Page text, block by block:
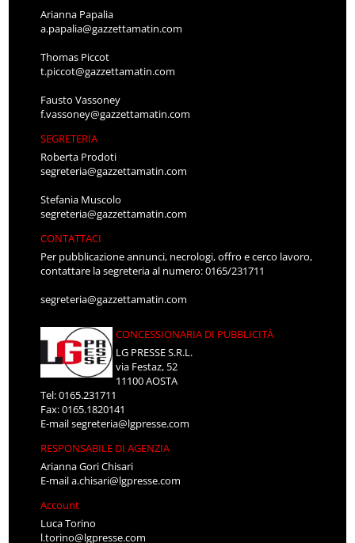
Arianna Papalia
a.papalia@gazzettamatin.com
Thomas Piccot
t.piccot@gazzettamatin.com
Fausto Vassoney
f.vassoney@gazzettamatin.com
SEGRETERIA
Roberta Prodoti
segreteria@gazzettamatin.com
Stefania Muscolo
segreteria@gazzettamatin.com
CONTATTACI
Per pubblicazione annunci, necrologi, offro e cerco lavoro,
contattare la segreteria al numero: 0165/231711
segreteria@gazzettamatin.com
CONCESSIONARIA DI PUBBLICITÀ
LG PRESSE S.R.L.
via Festaz, 52
11100 AOSTA
Tel: 0165.231711
Fax: 0165.1820141
E-mailsegreteria@lgpresse.com
RESPONSABILE DI AGENZIA
Arianna Gori Chisari
E-maila.chisari@lgpresse.com
Account
Luca Torino
l.torino@lgpresse.com